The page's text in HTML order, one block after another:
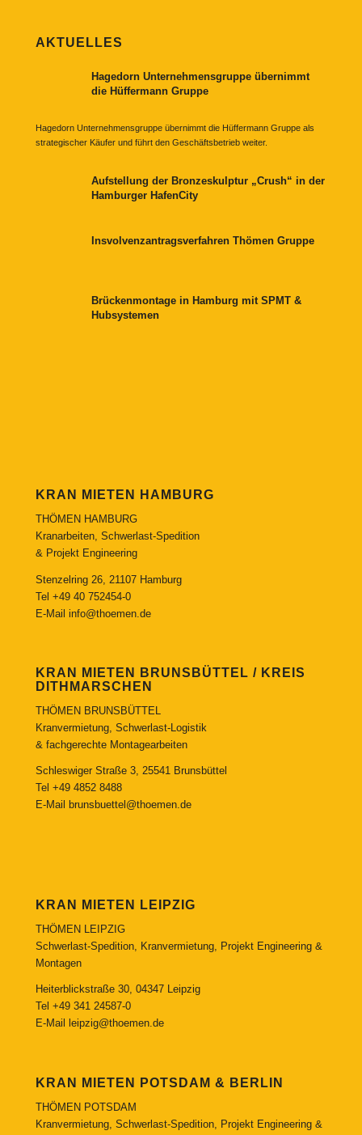
AKTUELLES
Hagedorn Unternehmensgruppe übernimmt
die Hüffermann Gruppe
Hagedorn Unternehmensgruppe übernimmt die Hüffermann Gruppe als
strategischer Käufer und führt den Geschäftsbetrieb weiter.
Aufstellung der Bronzeskulptur „Crush“ in der
Hamburger HafenCity
Insvolvenzantragsverfahren Thömen Gruppe
Brückenmontage in Hamburg mit SPMT &
Hubsystemen
KRAN MIETEN HAMBURG
THÖMEN HAMBURG
Kranarbeiten, Schwerlast-Spedition
& Projekt Engineering
Stenzelring 26, 21107 Hamburg
Tel +49 40 752454-0
E-Mail info@thoemen.de
KRAN MIETEN BRUNSBÜTTEL / KREIS
DITHMARSCHEN
THÖMEN BRUNSBÜTTEL
Kranvermietung, Schwerlast-Logistik
& fachgerechte Montagearbeiten
Schleswiger Straße 3, 25541 Brunsbüttel
Tel +49 4852 8488
E-Mail
brunsbuettel@thoemen.de
KRAN MIETEN LEIPZIG
THÖMEN LEIPZIG
Schwerlast-Spedition, Kranvermietung, Projekt Engineering &
Montagen
Heiterblickstraße 30, 04347 Leipzig
Tel +49 341 24587-0
E-Mail
leipzig@thoemen.de
KRAN MIETEN POTSDAM & BERLIN
THÖMEN POTSDAM
Kranvermietung, Schwerlast-Spedition, Projekt Engineering &